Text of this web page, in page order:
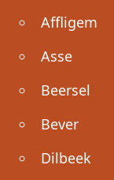
Affligem
Asse
Beersel
Bever
Dilbeek